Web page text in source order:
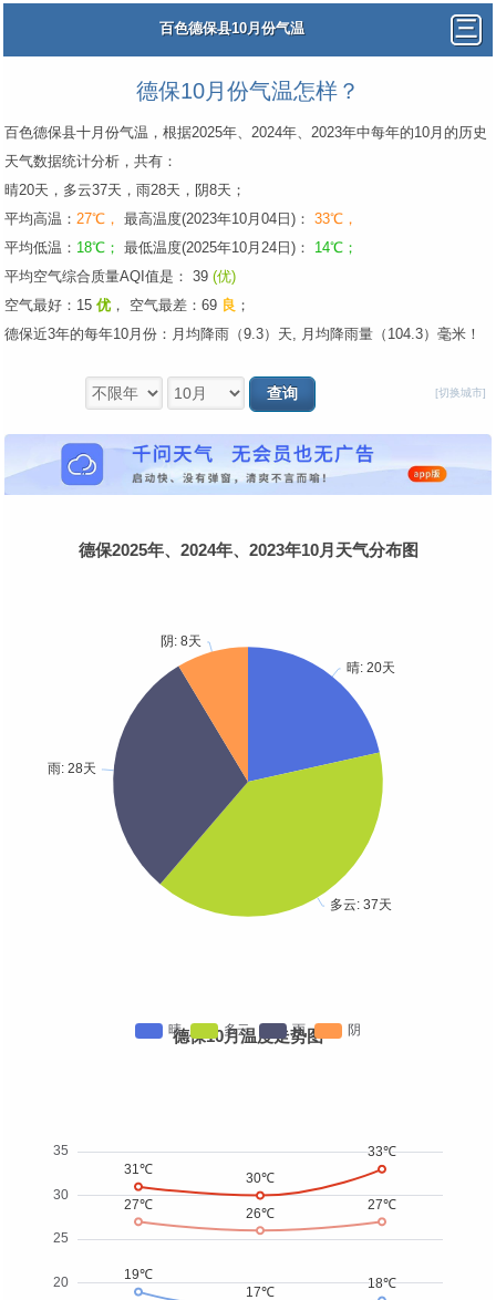
百色德保县10月份气温
德保10月份气温怎样？
百色德保县十月份气温，根据2025年、2024年、2023年中每年的10月的历史
天气数据统计分析，共有：
晴20天，多云37天，雨28天，阴8天；
平均高温： 27℃， 最高温度(2023年10月04日)： 33℃，
平均低温： 18℃； 最低温度(2025年10月24日)： 14℃；
平均空气综合质量AQI值是： 39 (优)
空气最好：15 优 ， 空气最差：69 良 ；
德保近3年的每年10月份：月均降雨（9.3）天, 月均降雨量（104.3）毫米！
[切换城市]
德保2025年、2024年、2023年10月天气分布图
德保10月温度走势图